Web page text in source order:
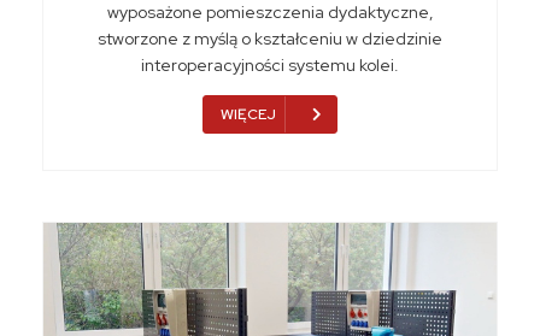
wyposażone pomieszczenia dydaktyczne,
stworzone z myślą o kształceniu w dziedzinie
interoperacyjności systemu kolei.
WIĘCEJ